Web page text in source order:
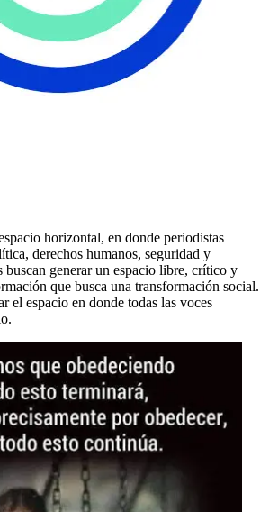
horizontal, en donde periodistas
derechos humanos, seguridad y
buscan generar un espacio libre, crítico y
que busca una transformación social.
el espacio en donde todas las voces